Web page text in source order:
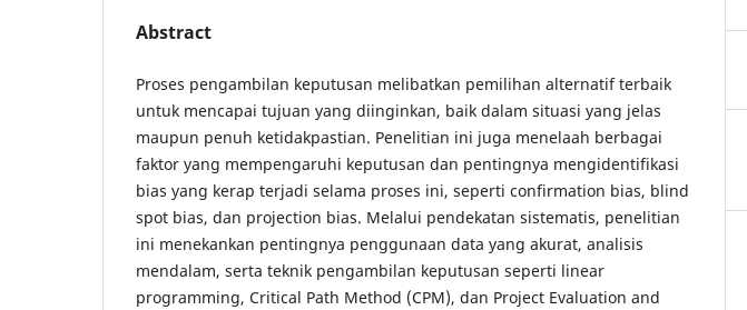
Abstract
Proses pengambilan keputusan melibatkan pemilihan alternatif terbaik
untuk mencapai tujuan yang diinginkan, baik dalam situasi yang jelas
maupun penuh ketidakpastian. Penelitian ini juga menelaah berbagai
faktor yang mempengaruhi keputusan dan pentingnya mengidentifikasi
bias yang kerap terjadi selama proses ini, seperti confirmation bias, blind
spot bias, dan projection bias. Melalui pendekatan sistematis, penelitian
ini menekankan pentingnya penggunaan data yang akurat, analisis
mendalam, serta teknik pengambilan keputusan seperti linear
programming, Critical Path Method (CPM), dan Project Evaluation and